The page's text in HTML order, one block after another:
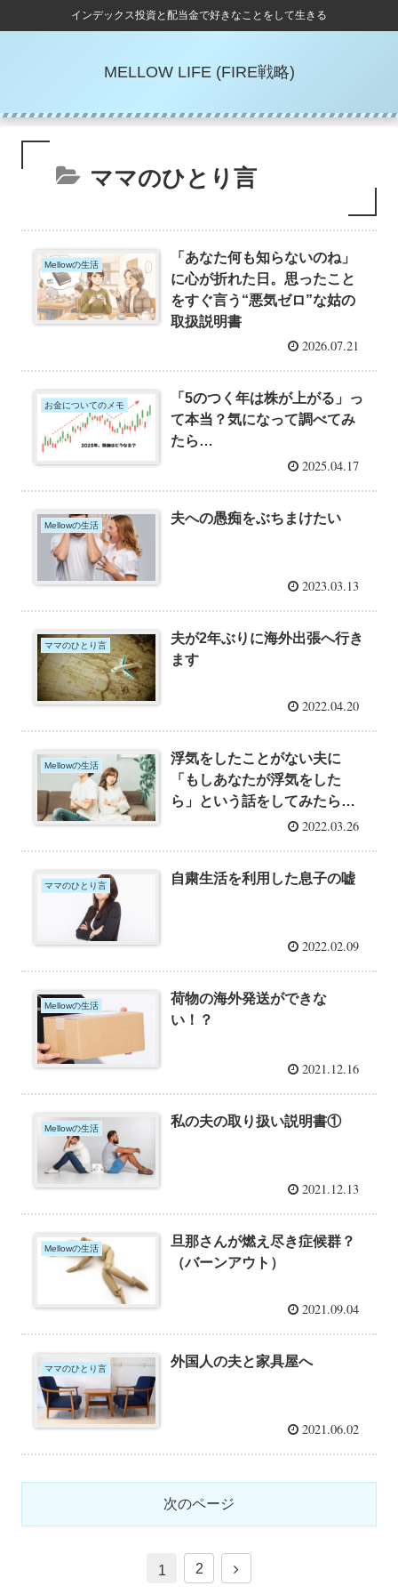
インデックス投資と配当金で好きなことをして生きる
MELLOW LIFE (FIRE戦略)
ママのひとり言
Mellowの生活
「あなた何も知らないのね」
に心が折れた日。思ったこと
をすぐ言う“悪気ゼロ”な姑の
取扱説明書
2026.07.21
お金についてのメモ
「5のつく年は株が上がる」っ
て本当？気になって調べてみ
たら…
2025.04.17
Mellowの生活 夫への愚痴をぶちまけたい
2023.03.13
ママのひとり言
夫が2年ぶりに海外出張へ行き
ます
2022.04.20
Mellowの生活
浮気をしたことがない夫に
「もしあなたが浮気をした
ら」という話をしてみたら…
2022.03.26
ママのひとり言 自粛生活を利用した息子の嘘
2022.02.09
Mellowの生活
荷物の海外発送ができな
い！？
2021.12.16
Mellowの生活 私の夫の取り扱い説明書①
2021.12.13
Mellowの生活
旦那さんが燃え尽き症候群？
（バーンアウト）
2021.09.04
ママのひとり言 外国人の夫と家具屋へ
2021.06.02
次のページ
1 2